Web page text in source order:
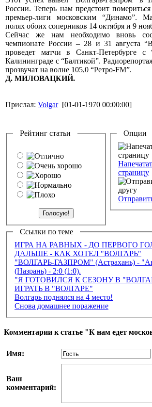
России. Теперь нам предстоит
премьер-лиги московским “Динамо”.
полях обоих соперников 14 октября и 9
Сейчас же нам необходимо вновь
чемпионате России – 28 и 31 августа
проведет матчи в Санкт-Петербурге
Калининграде с “Балтикой”.
прозвучат на волне 105,0 “Ретро-FM”.
Д. МИЛОВАЦКИЙ.
Прислал: Volgar [01-01-1970 00:00:00]
Рейтинг статьи Опции
страницу
Ссылки по теме
ИГРА НА РАВНЫХ - ДО ПЕРВОГО
ДАЛЬШЕ - КАК ХОТЕЛ "ВОЛГАРЬ"
"ВОЛГАРЬ-ГАЗПРОМ" (Астрахань) -
(Назрань) - 2:0 (1:0).
"Я ГОТОВИЛСЯ К СЕЗОНУ В
ИГРАТЬ В "ВОЛГАРЕ"
Волгарь поднялся на 4 место!
Снова домашнее поражение
Комментарии к статье "К нам едет
Имя:
Ваш
комментарий: